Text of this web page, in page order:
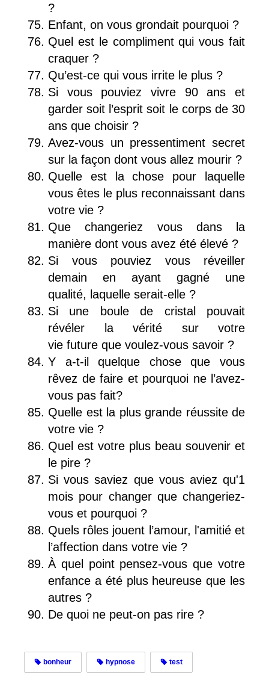
?
Enfant, on vous grondait pourquoi ?
Quel est le compliment qui vous fait
craquer ?
Qu’est-ce qui vous irrite le plus ?
Si vous pouviez vivre 90 ans et
garder soit l’esprit soit le corps de 30
ans que choisir ?
Avez-vous un pressentiment secret
sur la façon dont vous allez mourir ?
Quelle est la chose pour laquelle
vous êtes le plus reconnaissant dans
votre vie ?
Que changeriez vous dans la
manière dont vous avez été élevé ?
Si vous pouviez vous réveiller
demain en ayant gagné une
qualité, laquelle serait-elle ?
Si une boule de cristal pouvait
révéler la vérité sur votre
vie future que voulez-vous savoir ?
Y a-t-il quelque chose que vous
rêvez de faire et pourquoi ne l’avez-
vous pas fait?
Quelle est la plus grande réussite de
votre vie ?
Quel est votre plus beau souvenir et
le pire ?
Si vous saviez que vous aviez qu'1
mois pour changer que changeriez-
vous et pourquoi ?
Quels rôles jouent l’amour, l'amitié et
l’affection dans votre vie ?
À quel point pensez-vous que votre
enfance a été plus heureuse que les
autres ?
De quoi ne peut-on pas rire ?
bonheur hypnose test